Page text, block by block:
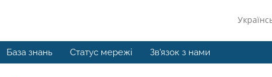
База знань Статус мережі Зв'язок з нами